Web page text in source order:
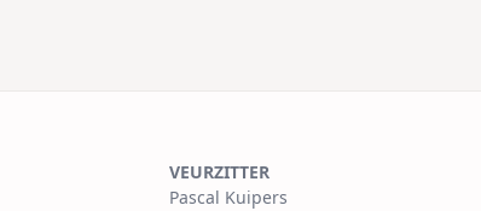
VEURZITTER
Pascal Kuipers